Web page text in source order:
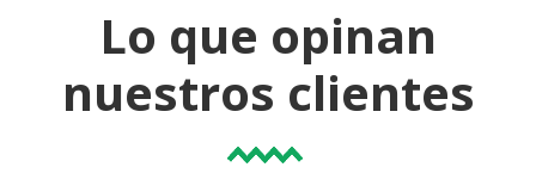
Lo que opinan
nuestros clientes